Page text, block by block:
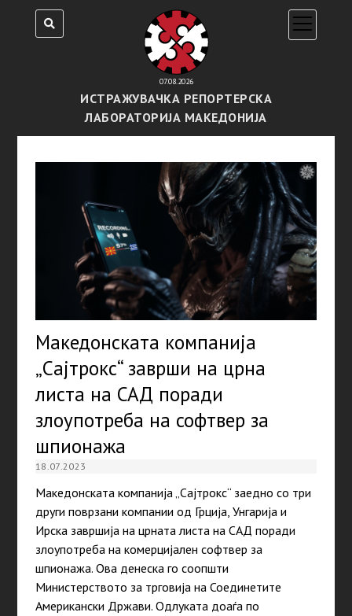
07.08.2026
ИСТРАЖУВАЧКА РЕПОРТЕРСКА
ЛАБОРАТОРИЈА МАКЕДОНИЈА
open
menu
Македонската компанија
„Сајтрокс“ заврши на црна
листа на САД поради
злоупотреба на софтвер за
шпионажа
18.07.2023
Македонската компанија „Сајтрокс“ заедно со три
други поврзани компании од Грција, Унгарија и
Ирска завршија на црната листа на САД поради
злоупотреба на комерцијален софтвер за
шпионажа. Ова денеска го соопшти
Министерството за трговија на Соединетите
Американски Држави. Одлуката доаѓа по